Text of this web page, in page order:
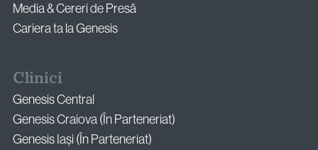
Media & Cereri de Presă
Cariera ta la Genesis
Clinici
Genesis Central
Genesis Craiova (În Parteneriat)
Genesis Iași (În Parteneriat)